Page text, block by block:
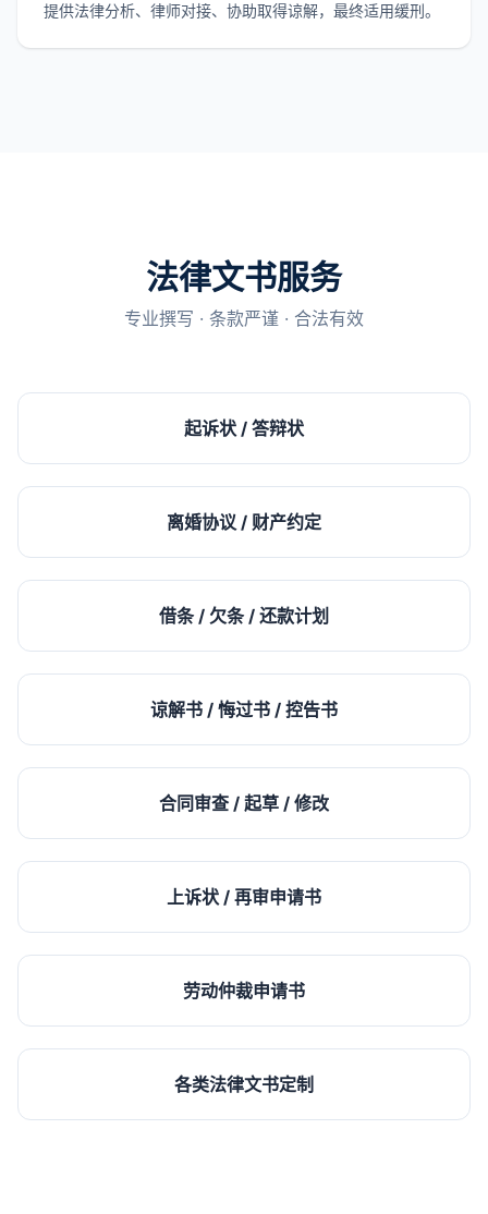
提供法律分析、律师对接、协助取得谅解，最终适用缓刑。
法律文书服务
专业撰写 · 条款严谨 · 合法有效
起诉状 / 答辩状
离婚协议 / 财产约定
借条 / 欠条 / 还款计划
谅解书 / 悔过书 / 控告书
合同审查 / 起草 / 修改
上诉状 / 再审申请书
劳动仲裁申请书
各类法律文书定制